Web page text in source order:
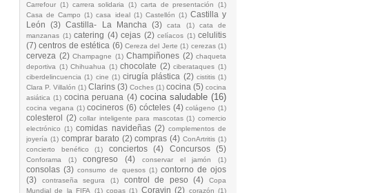
Carrefour (1) carrera solidaria (1) carta de presentación
(1)
Casa de Campo (1) casa ideal (1) Castellón (1) Castilla y
León
(3) Castilla- La Mancha (3) cata (1)
cata de
manzanas (1) catering (4) cejas (2) celíacos (1) celulitis
(7) centros de estética (6) Cereza del Jerte (1) cerezas (1)
cerveza (2) Champagne (1) Champiñones (2) chaqueta
deportiva (1) Chihuahua (1) chocolate (2) ciberataques (1)
ciberdelincuencia (1) cine (1) cirugía plástica (2) cistitis (1)
Clara P. Villalón (1) Clarins (3) Coches (1) cocina (5) cocina
asiática (1) cocina peruana (4) cocina saludable (16)
cocina vegana (1) cocineros (6) cócteles (4) colágeno (1)
colesterol (2) collar inteligente para mascotas (1) comercio
electrónico (1) comidas navideñas (2) complementos de
joyería (1) comprar barato (2) compras (4) ConArtritis (1)
concierto benéfico
(1) conciertos (4) Concursos (5)
Conforama (1) congreso (4) conservar el jamón (1)
consolas (3) consumo de quesos (1) contorno de ojos
(3)
contraseña segura (1) control de peso (4)
Copa
Mundial de la FIFA (1) copas (1) Coravin (2) corazón (1)